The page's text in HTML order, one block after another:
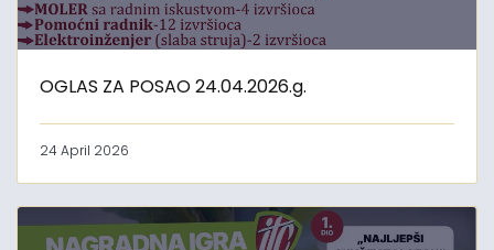
OGLAS ZA POSAO 24.04.2026.g.
24 April 2026